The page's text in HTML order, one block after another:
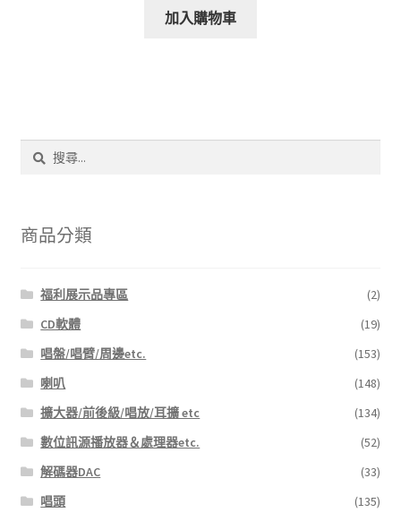
加入購物車
字:
商品分類
福利展示品專區
(2)
CD軟體
(19)
唱盤/唱臂/周邊etc.
(153)
喇叭
(148)
擴大器/前後級/唱放/耳擴 etc
(134)
數位訊源播放器＆處理器etc.
(52)
解碼器DAC
(33)
唱頭
(135)